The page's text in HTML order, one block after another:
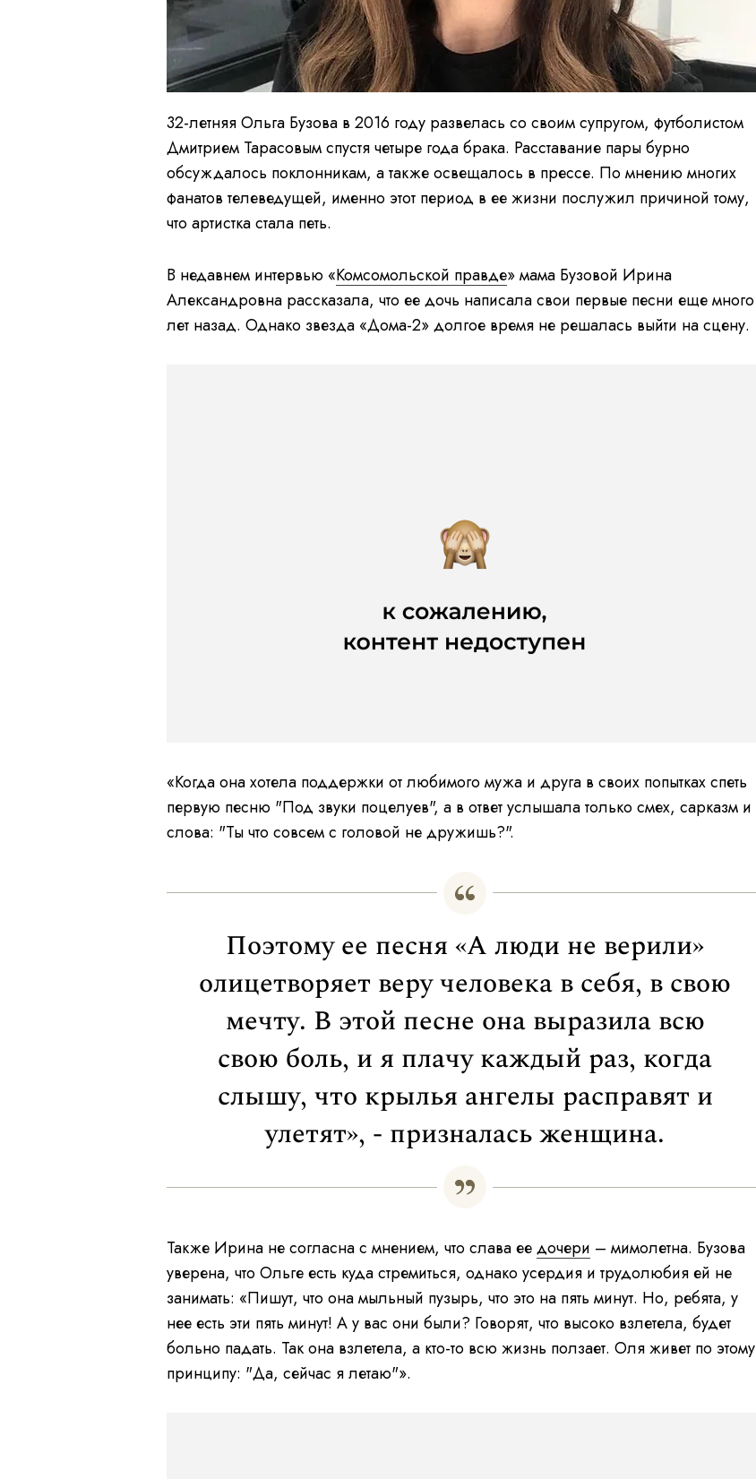
32-летняя Ольга Бузова в 2016 году развелась со своим супругом, футболистом
Дмитрием Тарасовым спустя четыре года брака. Расставание пары бурно
обсуждалось поклонникам, а также освещалось в прессе. По мнению многих
фанатов телеведущей, именно этот период в ее жизни послужил причиной тому,
что артистка стала петь.
В недавнем интервью «Комсомольской правде» мама Бузовой Ирина
Александровна рассказала, что ее дочь написала свои первые песни еще много
лет назад. Однако звезда «Дома-2» долгое время не решалась выйти на сцену.
«Когда она хотела поддержки от любимого мужа и друга в своих попытках спеть
первую песню "Под звуки поцелуев", а в ответ услышала только смех, сарказм и
слова: "Ты что совсем с головой не дружишь?".
Поэтому ее песня «А люди не верили»
олицетворяет веру человека в себя, в свою
мечту. В этой песне она выразила всю
свою боль, и я плачу каждый раз, когда
слышу, что крылья ангелы расправят и
улетят», - призналась женщина.
Также Ирина не согласна с мнением, что слава еедочери – мимолетна. Бузова
уверена, что Ольге есть куда стремиться, однако усердия и трудолюбия ей не
занимать: «Пишут, что она мыльный пузырь, что это на пять минут. Но, ребята, у
нее есть эти пять минут! А у вас они были? Говорят, что высоко взлетела, будет
больно падать. Так она взлетела, а кто-то всю жизнь ползает. Оля живет по этому
принципу: "Да, сейчас я летаю"».